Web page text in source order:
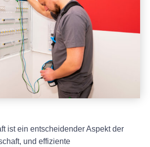
ist ein entscheidender Aspekt der
und effiziente